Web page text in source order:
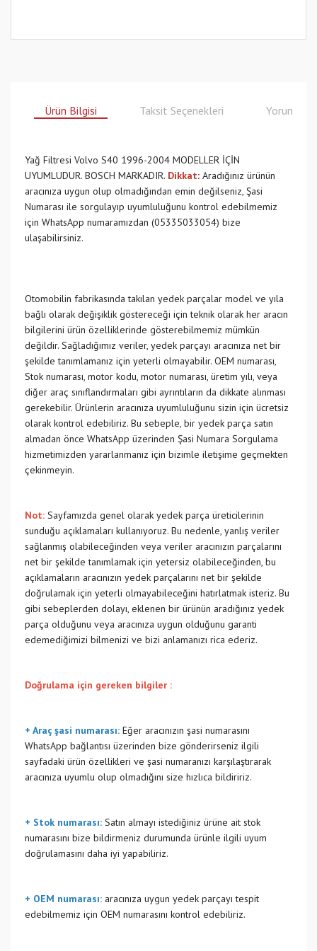
Ürün Bilgisi Taksit Seçenekleri Yorumlar
Yağ Filtresi Volvo S40 1996-2004 MODELLER İÇİN
UYUMLUDUR. BOSCH MARKADIR. Dikkat: Aradığınız ürünün
aracınıza uygun olup olmadığından emin değilseniz, Şasi
Numarası ile sorgulayıp uyumluluğunu kontrol edebilmemiz
için WhatsApp numaramızdan (05335033054) bize
ulaşabilirsiniz.
Otomobilin fabrikasında takılan yedek parçalar model ve yıla
bağlı olarak değişiklik göstereceği için teknik olarak her aracın
bilgilerini ürün özelliklerinde gösterebilmemiz mümkün
değildir. Sağladığımız veriler, yedek parçayı aracınıza net bir
şekilde tanımlamanız için yeterli olmayabilir. OEM numarası,
Stok numarası, motor kodu, motor numarası, üretim yılı, veya
diğer araç sınıflandırmaları gibi ayrıntıların da dikkate alınması
gerekebilir. Ürünlerin aracınıza uyumluluğunu sizin için ücretsiz
olarak kontrol edebiliriz. Bu sebeple, bir yedek parça satın
almadan önce WhatsApp üzerinden Şasi Numara Sorgulama
hizmetimizden yararlanmanız için bizimle iletişime geçmekten
çekinmeyin.
Not: Sayfamızda genel olarak yedek parça üreticilerinin
sunduğu açıklamaları kullanıyoruz. Bu nedenle, yanlış veriler
sağlanmış olabileceğinden veya veriler aracınızın parçalarını
net bir şekilde tanımlamak için yetersiz olabileceğinden, bu
açıklamaların aracınızın yedek parçalarını net bir şekilde
doğrulamak için yeterli olmayabileceğini hatırlatmak isteriz. Bu
gibi sebeplerden dolayı, eklenen bir ürünün aradığınız yedek
parça olduğunu veya aracınıza uygun olduğunu garanti
edemediğimizi bilmenizi ve bizi anlamanızı rica ederiz.
Doğrulama için gereken bilgiler :
+ Araç şasi numarası: Eğer aracınızın şasi numarasını
WhatsApp bağlantısı üzerinden bize gönderirseniz ilgili
sayfadaki ürün özellikleri ve şasi numaranızı karşılaştırarak
aracınıza uyumlu olup olmadığını size hızlıca bildiririz.
+ Stok numarası: Satın almayı istediğiniz ürüne ait stok
numarasını bize bildirmeniz durumunda ürünle ilgili uyum
doğrulamasını daha iyi yapabiliriz.
+ OEM numarası: aracınıza uygun yedek parçayı tespit
edebilmemiz için OEM numarasını kontrol edebiliriz.